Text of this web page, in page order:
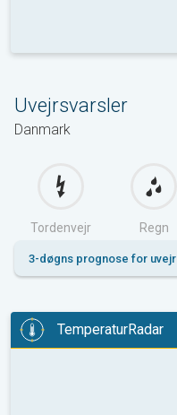
Uvejrsvarsler
Danmark
Tordenvejr Regn
3-døgns prognose for uvejr
TemperaturRadar